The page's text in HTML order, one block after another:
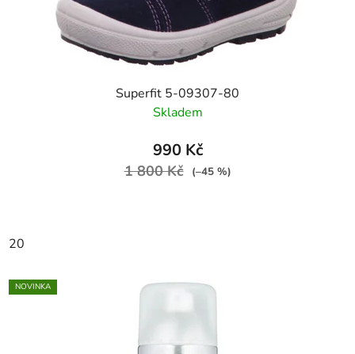
Superfit 5-09307-80
Skladem
990 Kč
1 800 Kč (–45 %)
20
NOVINKA